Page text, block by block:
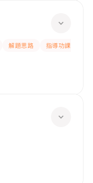
解題思路 指導功課